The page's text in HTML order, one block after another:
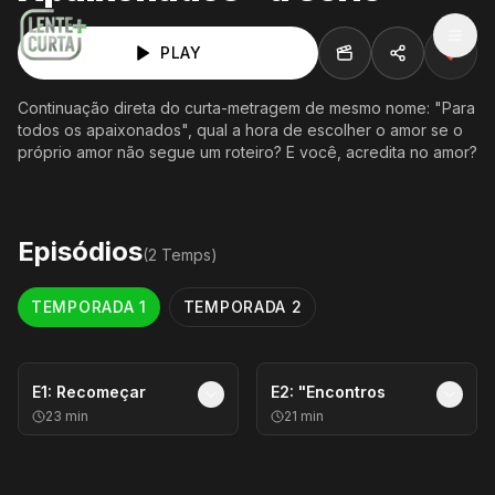
PLAY
Continuação direta do curta-metragem de mesmo nome: "Para
todos os apaixonados", qual a hora de escolher o amor se o
próprio amor não segue um roteiro? E você, acredita no amor?
Episódios(2 Temps)
TEMPORADA 1 TEMPORADA 2
E1: Recomeçar
23 min
E2: "Encontros
21 min